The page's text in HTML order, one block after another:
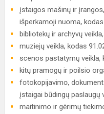
įstaigos mašinų ir
išperkamoji nuoma, kodas
bibliotekų ir archyvų
muziejų veikla, kodas
scenos pastatymų veikla,
kitų pramogų ir poilsio
fotokopijavimo,
įstaigai būdingų paslaugų
maitinimo ir gėrimų